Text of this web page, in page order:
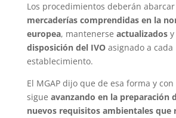
Los procedimientos deberán abarcar
mercaderías comprendidas en la
europea, mantenerse actualizadosy
disposición del IVOasignado a cada
establecimiento.
El MGAP dijo que de esa forma y
sigue avanzando en la preparación
nuevos requisitos ambientales que